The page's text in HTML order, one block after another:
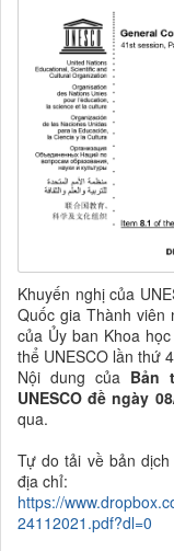
Khuyến nghị của
Quốc gia Thành
của Ủy ban Khoa
thể UNESCO lần thứ
Nội dung của Bản
UNESCO đề ngày
qua.
Tự do tải về bản
địa chỉ:
https://
24112021.pdf?dl=0